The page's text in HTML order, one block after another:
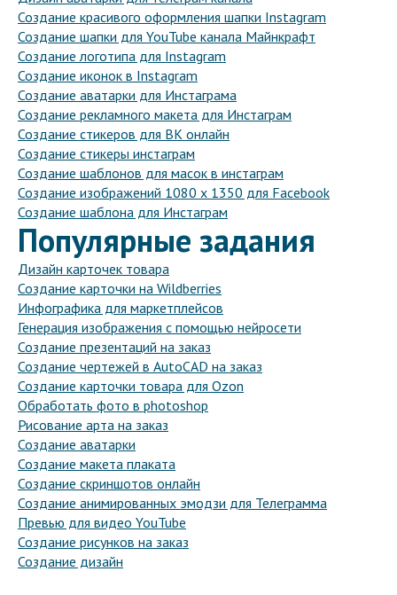
Создание красивого оформления шапки Instagram
Создание шапки для YouTube канала Майнкрафт
Создание логотипа для Instagram
Создание иконок в Instagram
Создание аватарки для Инстаграма
Создание рекламного макета для Инстаграм
Создание стикеров для ВК онлайн
Создание стикеры инстаграм
Создание шаблонов для масок в инстаграм
Создание изображений 1080 x 1350 для Facebook
Создание шаблона для Инстаграм
Популярные задания
Дизайн карточек товара
Создание карточки на Wildberries
Инфографика для маркетплейсов
Генерация изображения с помощью нейросети
Создание презентаций на заказ
Создание чертежей в AutoCAD на заказ
Создание карточки товара для Ozon
Обработать фото в photoshop
Рисование арта на заказ
Создание аватарки
Создание макета плаката
Создание скриншотов онлайн
Создание анимированных эмодзи для Телеграмма
Превью для видео YouTube
Создание рисунков на заказ
Создание дизайн